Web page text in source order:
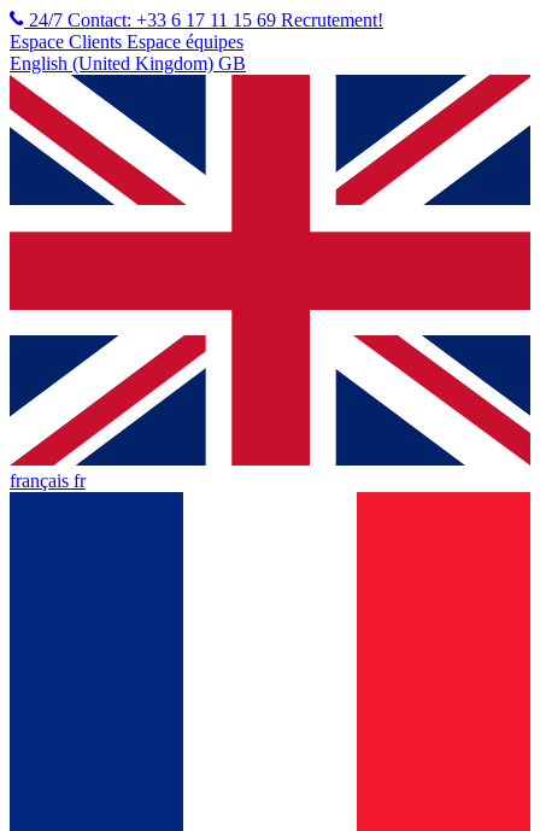
24/7 Contact: +33 6 17 11 15 69 Recrutement!
Espace Clients Espace équipes
English (United Kingdom) GB
français fr